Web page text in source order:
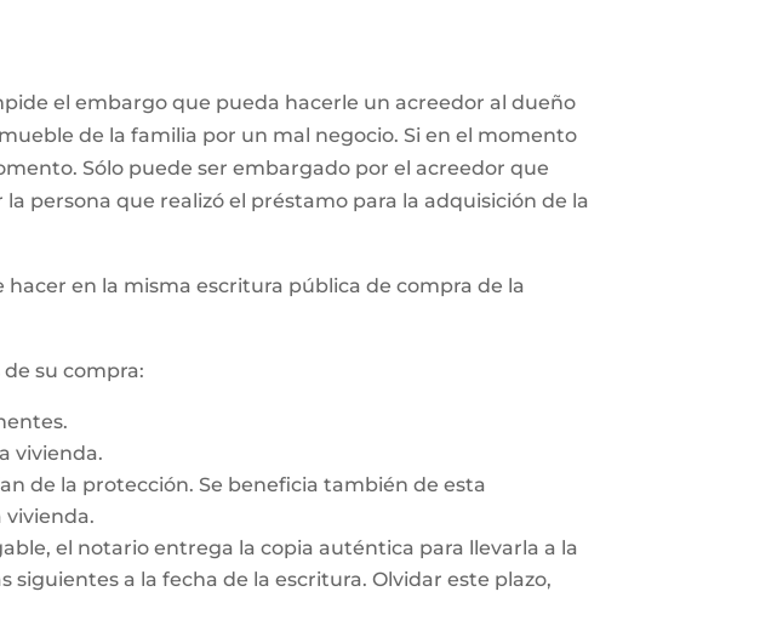
el embargo que pueda hacerle un acreedor al dueño
de la familia por un mal negocio. Si en el momento
Sólo puede ser embargado por el acreedor que
persona que realizó el préstamo para la adquisición de la
en la misma escritura pública de compra de la
su compra:
vivienda.
de la protección. Se beneficia también de esta
el notario entrega la copia auténtica para llevarla a la
a la fecha de la escritura. Olvidar este plazo,